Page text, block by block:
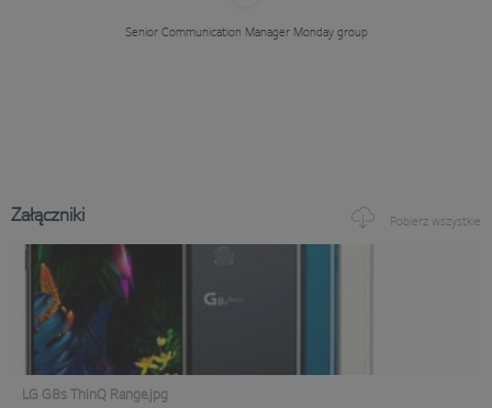
Senior Communication ManagerMonday group
Załączniki Pobierz wszystkie
LG G8s ThinQ Range.jpg